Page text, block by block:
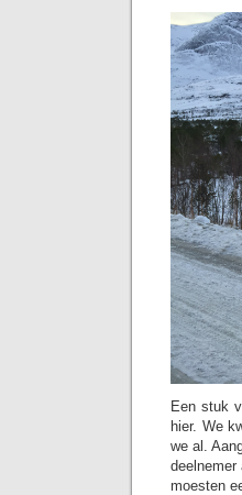
Een stuk
hier. We
we al.
deelnemer
moesten